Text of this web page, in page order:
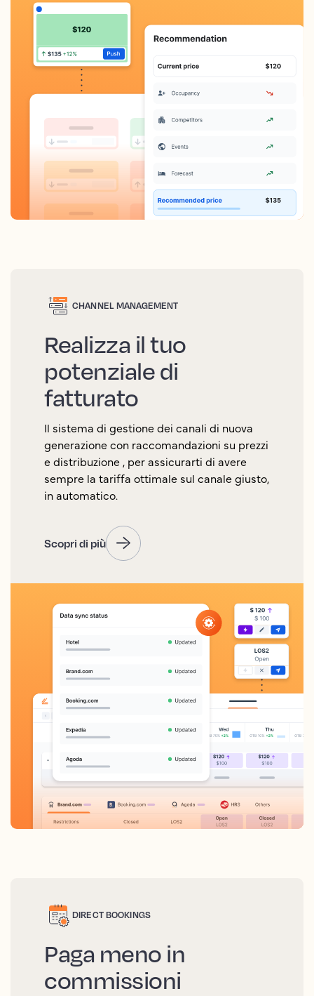
CHANNEL MANAGEMENT
Realizza il tuo
potenziale di
fatturato
Il sistema di gestione dei canali di nuova
generazione con raccomandazioni su prezzi
e distribuzione , per assicurarti di avere
sempre la tariffa ottimale sul canale giusto,
in automatico.
Scopri di più
DIRECT BOOKINGS
Paga meno in
commissioni